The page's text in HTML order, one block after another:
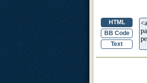
HTML
BB Code
Text